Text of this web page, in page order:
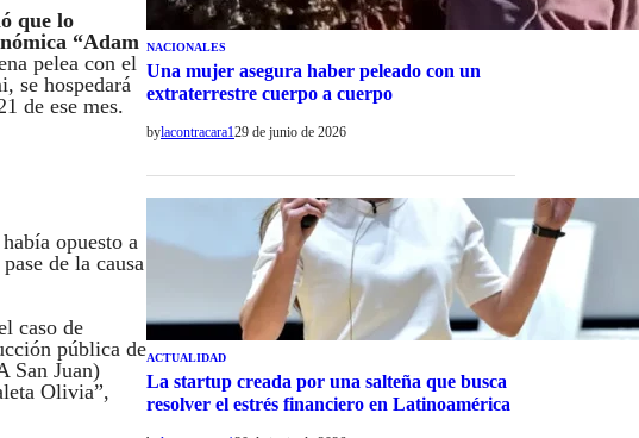
que lo
“Adam
pelea con el
se hospedará
de ese mes.
opuesto a
de la causa
caso de
pública de
San Juan)
Olivia”,
NACIONALES
Una mujer asegura haber peleado con un
extraterrestre cuerpo a cuerpo
bylacontracara129 de junio de 2026
ACTUALIDAD
La startup creada por una salteña que busca
resolver el estrés financiero en Latinoamérica